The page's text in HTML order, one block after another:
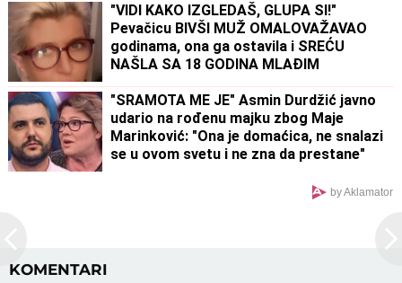
"VIDI KAKO IZGLEDAŠ, GLUPA SI!"
Pevačicu BIVŠI MUŽ OMALOVAŽAVAO
godinama, ona ga ostavila i SREĆU
NAŠLA SA 18 GODINA MLAĐIM
"SRAMOTA ME JE" Asmin Durdžić javno
udario na rođenu majku zbog Maje
Marinković: "Ona je domaćica, ne snalazi
se u ovom svetu i ne zna da prestane"
by Aklamator
KOMENTARI